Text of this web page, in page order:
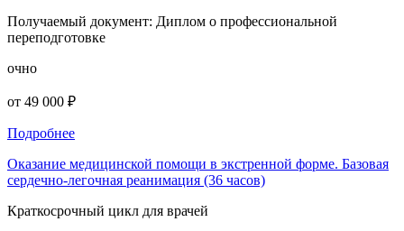
Получаемый документ: Диплом о профессиональной
переподготовке
очно
от 49 000 ₽
Подробнее
Оказание медицинской помощи в экстренной форме. Базовая
сердечно-легочная реанимация (36 часов)
Краткосрочный цикл для врачей